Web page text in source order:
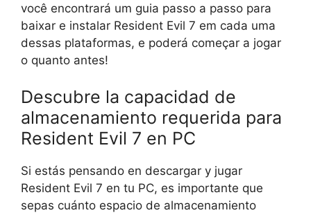
você encontrará um guia passo a passo para
baixar e instalar Resident Evil 7 em cada uma
dessas plataformas, e poderá começar a jogar
o quanto antes!
Descubre la capacidad de
almacenamiento requerida para
Resident Evil 7 en PC
Si estás pensando en descargar y jugar
Resident Evil 7 en tu PC, es importante que
sepas cuánto espacio de almacenamiento